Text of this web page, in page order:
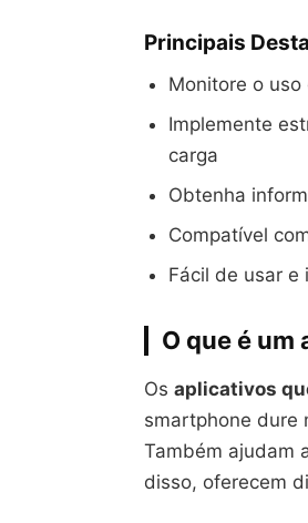
Principais
Monitore o
Implemente
carga
Obtenha
Compatível
Fácil de usar
O que é
Os aplicativos
smartphone dure
Também ajudam
disso, oferecem